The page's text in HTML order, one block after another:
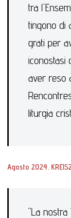
tra
tingono di
grati per
iconostasi
aver reso
liturgia
Agosto 2024
"La nostra